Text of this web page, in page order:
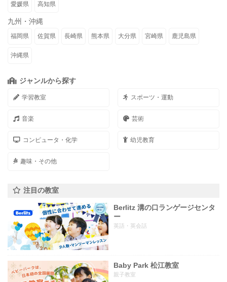
愛媛県 高知県
九州・沖縄
福岡県 佐賀県 長崎県 熊本県 大分県 宮崎県 鹿児島県
沖縄県
ジャンルから探す
学習教室 スポーツ・運動
音楽 芸術
コンピュータ・化学 幼児教育
趣味・その他
注目の教室
Berlitz 溝の口ランゲージセンタ
ー
英語・英会話
Baby Park 松江教室
親子教室